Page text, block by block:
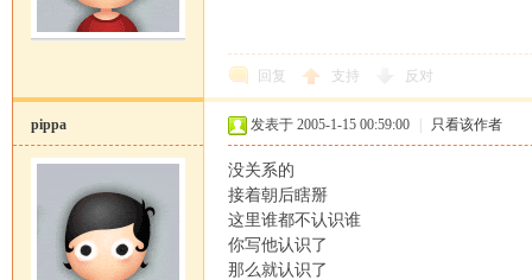
回复 支持 反对
pippa 发表于 2005-1-15 00:59:00 只看该作者
没关系的
接着朝后瞎掰
这里谁都不认识谁
你写他认识了
那么就认识了